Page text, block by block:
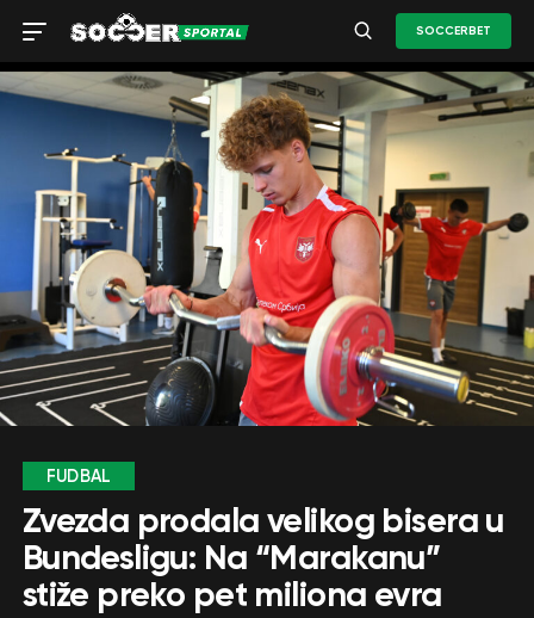
SOCCERBET
FUDBAL
Zvezda prodala velikog bisera u
Bundesligu: Na “Marakanu”
stiže preko pet miliona evra